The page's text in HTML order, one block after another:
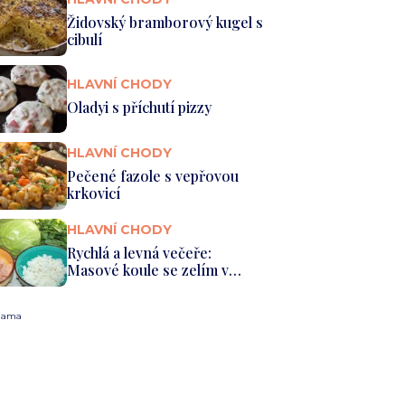
Židovský bramborový kugel s
cibulí
HLAVNÍ CHODY
Oladyi s příchutí pizzy
HLAVNÍ CHODY
Pečené fazole s vepřovou
krkovicí
HLAVNÍ CHODY
Rychlá a levná večeře:
Masové koule se zelím v
omáčce z...